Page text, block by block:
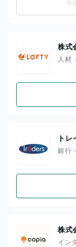
今
株式
人材
ト
銀行
株式
イン